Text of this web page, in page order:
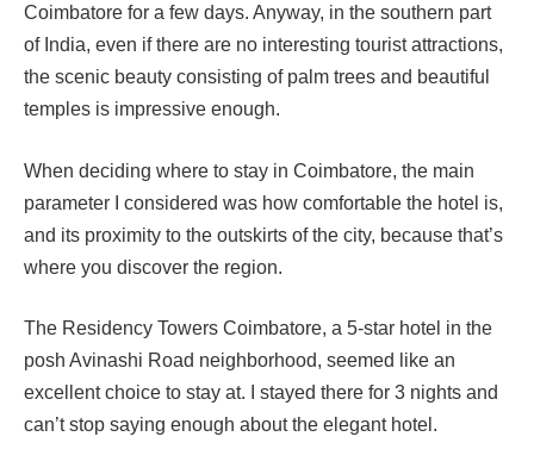
Coimbatore for a few days. Anyway, in the southern part
of India, even if there are no interesting tourist attractions,
the scenic beauty consisting of palm trees and beautiful
temples is impressive enough.
When deciding where to stay in Coimbatore, the main
parameter I considered was how comfortable the hotel is,
and its proximity to the outskirts of the city, because that’s
where you discover the region.
The Residency Towers Coimbatore, a 5-star hotel in the
posh Avinashi Road neighborhood, seemed like an
excellent choice to stay at.
I stayed there for 3 nights and
can’t stop saying enough about the elegant hotel.